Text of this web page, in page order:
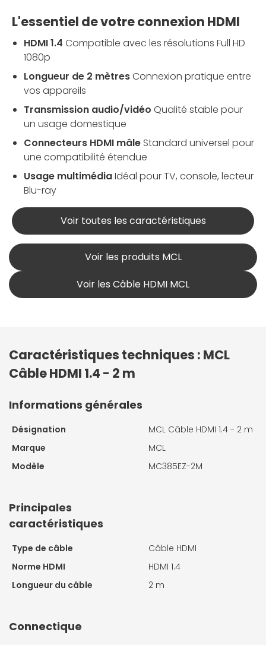
L'essentiel de votre connexion HDMI
HDMI 1.4 Compatible avec les résolutions Full HD
1080p
Longueur de 2 mètresConnexion pratique entre
vos appareils
Transmission audio/vidéo Qualité stable pour
un usage domestique
Connecteurs HDMI mâle Standard universel pour
une compatibilité étendue
Usage multimédiaIdéal pour TV, console, lecteur
Blu-ray
Voir toutes les caractéristiques
Voir les produits MCL
Voir les Câble HDMI MCL
Caractéristiques techniques : MCL
Câble HDMI 1.4 - 2 m
Informations générales
Désignation
MCL Câble HDMI 1.4 - 2 m
Marque
MCL
Modèle
MC385EZ-2M
Principales
caractéristiques
Type de câble
Câble HDMI
Norme HDMI
HDMI 1.4
Longueur du câble
2 m
Connectique